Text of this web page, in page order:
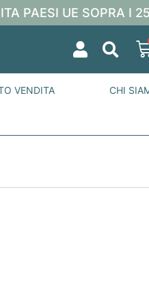
PAESI UE SOPRA I
VENDITA CHI